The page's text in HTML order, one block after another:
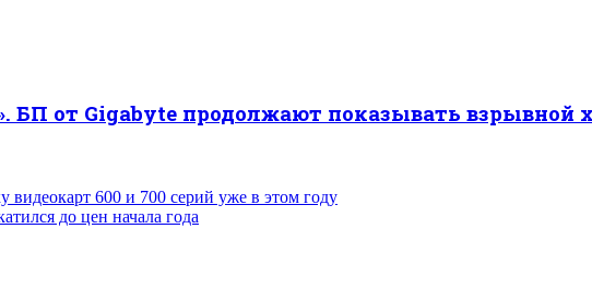
БП от Gigabyte продолжают показывать взрывной
видеокарт 600 и 700 серий уже в этом году
до цен начала года